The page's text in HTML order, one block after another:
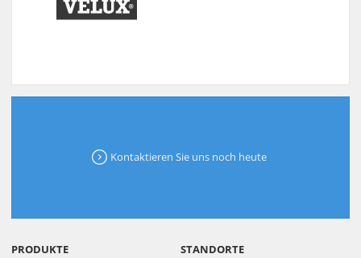
Kontaktieren Sie uns noch heute
PRODUKTE
STANDORTE